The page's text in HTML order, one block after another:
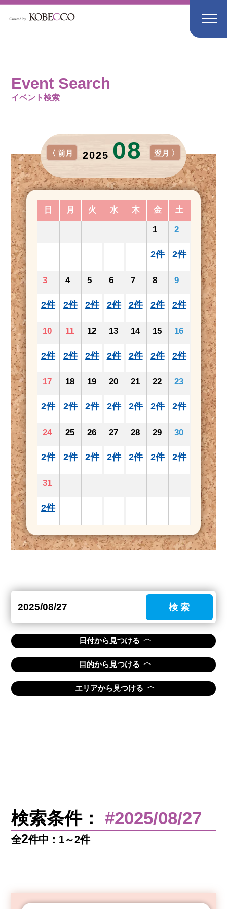
Event Search
イベント検索
2025 08
〈 前月 翌月 〉
日 月 火 水 木 金 土
1
2件
2
2件
3
2件
4
2件
5
2件
6
2件
7
2件
8
2件
9
2件
10
2件
11
2件
12
2件
13
2件
14
2件
15
2件
16
2件
17
2件
18
2件
19
2件
20
2件
21
2件
22
2件
23
2件
24
2件
25
2件
26
2件
27
2件
28
2件
29
2件
30
2件
31
2件
検 索
日付から見つける 〈
目的から見つける 〈
エリアから見つける 〈
検索条件：#2025/08/27
全2件中：1～2件